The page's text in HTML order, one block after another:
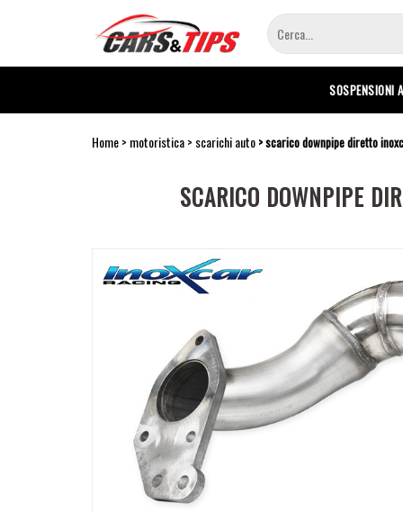
principale
SOSPENSIONI
Home motoristica scarichi auto scarico downpipe diretto
SCARICO DOWNPIPE